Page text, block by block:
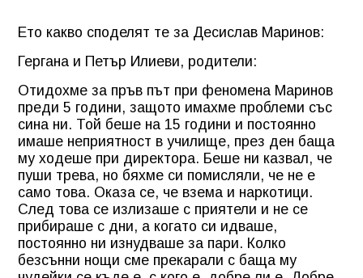
Ето какво споделят те за Десислав Маринов:
Гергана и Петър Илиеви, родители:
Отидохме за пръв път при феномена Маринов
преди 5 години, защото имахме проблеми със
сина ни. Той беше на 15 години и постоянно
имаше неприятност в училище, през ден баща
му ходеше при директора. Беше ни казвал, че
пуши трева, но бяхме си помисляли, че не е
само това. Оказа се, че взема и наркотици.
След това се излизаше с приятели и не се
прибираше с дни, а когато си идваше,
постоянно ни изнудваше за пари. Колко
безсънни нощи сме прекарали с баща му